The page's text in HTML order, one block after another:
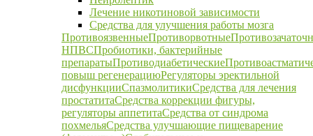
Лечение никотиновой зависимости
Средства для улучшения работы мозга
ПротивоязвенныеПротиворвотные
НПВСПробиотики, бактерийные
препаратыПротиводиабетические
повыш регенерациюРегуляторы эректильной
дисфункцииСпазмолитикиСредства для лечения
простатитаСредства коррекции фигуры,
регуляторы аппетитаСредства от синдрома
похмельяСредства улучшающие пищеварение